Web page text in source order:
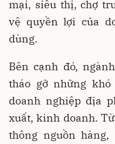
mại, siêu thị, chợ
vệ quyền lợi của
dùng.
Bên cạnh đó,
tháo gỡ những
doanh nghiệp địa
xuất, kinh doanh.
thông nguồn